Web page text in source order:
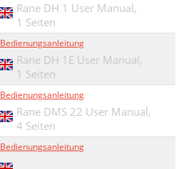
Rane DH 1 User Manual,
1 Seiten
Bedienungsanleitung
Rane DH 1E User Manual,
1 Seiten
Bedienungsanleitung
Rane DMS 22 User Manual,
4 Seiten
Bedienungsanleitung